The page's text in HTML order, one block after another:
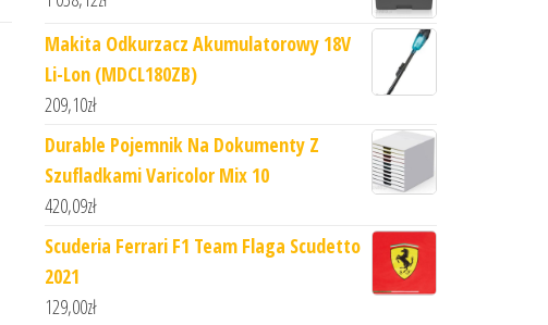
Makita Odkurzacz Akumulatorowy 18V
Li-Lon (MDCL180ZB)
209,10zł
Durable Pojemnik Na Dokumenty Z
Szufladkami Varicolor Mix 10
420,09zł
Scuderia Ferrari F1 Team Flaga Scudetto
2021
129,00zł